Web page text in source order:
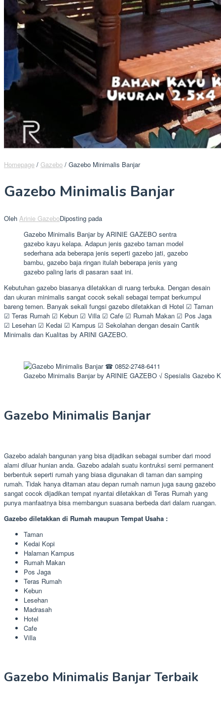
Homepage / Gazebo / Gazebo Minimalis Banjar
Gazebo Minimalis Banjar
Oleh Arinie GazeboDiposting pada
Gazebo Minimalis Banjar by ARINIE GAZEBO sentra
gazebo kayu kelapa. Adapun jenis gazebo taman model
sederhana ada beberapa jenis seperti gazebo jati, gazebo
bambu, gazebo baja ringan itulah beberapa jenis yang
gazebo paling laris di pasaran saat ini.
Kebutuhan gazebo biasanya diletakkan di ruang terbuka. Dengan desain
dan ukuran minimalis sangat cocok sekali sebagai tempat berkumpul
bareng temen. Banyak sekali fungsi gazebo diletakkan di Hotel ☑ Taman
☑ Teras Rumah ☑ Kebun ☑ Villa ☑ Cafe ☑ Rumah Makan ☑ Pos Jaga
☑ Lesehan ☑ Kedai ☑ Kampus ☑ Sekolahan dengan desain Cantik
Minimalis dan Kualitas by ARINI GAZEBO.
Gazebo Minimalis Banjar by ARINIE GAZEBO √ Spesialis Gazebo
Gazebo Minimalis Banjar
Gazebo adalah bangunan yang bisa dijadikan sebagai sumber dari mood
alami diluar hunian anda. Gazebo adalah suatu kontruksi semi permanent
berbentuk seperti rumah yang biasa digunakan di taman dan samping
rumah. Tidak hanya ditaman atau depan rumah namun juga saung gazebo
sangat cocok dijadikan tempat nyantai diletakkan di Teras Rumah yang
punya manfaatnya bisa membangun suasana berbeda dari dalam ruangan.
Gazebo diletakkan di Rumah maupun Tempat Usaha :
Taman
Kedai Kopi
Halaman Kampus
Rumah Makan
Pos Jaga
Teras Rumah
Kebun
Lesehan
Madrasah
Hotel
Cafe
Villa
Gazebo Minimalis Banjar Terbaik